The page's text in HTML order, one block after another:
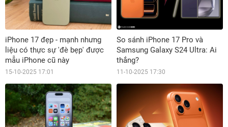
iPhone 17 đẹp - mạnh nhưng
liệu có thực sự 'đè bẹp' được
mẫu iPhone cũ này
15-10-2025 17:01
So sánh iPhone 17 Pro và
Samsung Galaxy S24 Ultra: Ai
thắng?
11-10-2025 17:30